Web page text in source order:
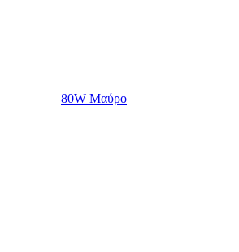
80W Μαύρο